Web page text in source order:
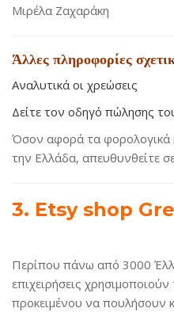
Μιρέλα Ζαχαράκη
Άλλες πληροφορίες
Αναλυτικά οι χρεώσεις
Δείτε τον οδηγό πώλησης
Όσον αφορά τα φορολογικά
την Ελλάδα, απευθυνθείτε
3. Etsy shop
Περίπου πάνω από 3000
επιχειρήσεις
προκειμένου να πουλήσουν